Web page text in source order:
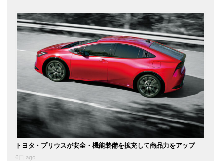
トヨタ・プリウスが安全・機能装備を拡充して商品力をアップ
6日 ago